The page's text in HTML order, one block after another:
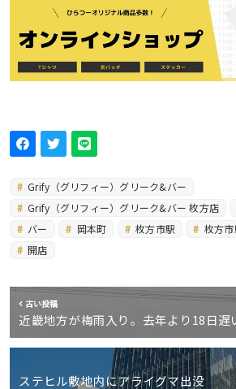
Grify（グリフィー）グリーク&バー
Grify（グリフィー）グリーク&バー 枚方店
バー
岡本町 枚方市駅
枚方
開店
古い投稿
近畿地方が梅雨入り。去年より18日遅
ステヒル敷地内にアライグマ出没